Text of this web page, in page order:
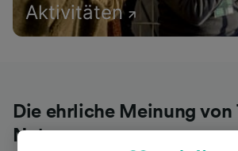
Aktivitäten
Die ehrliche Meinung
Nutzern